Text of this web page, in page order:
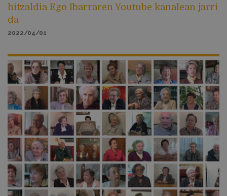
hitzaldia Ego Ibarraren Youtube kanalean jarri
da
2022/04/01